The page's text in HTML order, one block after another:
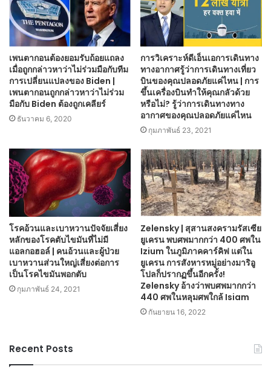
เพนตากอนต้องยอมรับถ้อยแถลง
เมื่อถูกกล่าวหาว่าไม่ร่วมมือกับทีม
การเปลี่ยนแปลงของ Biden |
เพนตากอนถูกกล่าวหาว่าไม่ร่วม
มือกับ Biden ต้องถูกเคลียร์
ธันวาคม 6, 2020
การวิเคราะห์ดีเอ็นเอการเดินทาง
ทางอากาศรู้ว่าการเดินทางเที่ยว
บินของคุณปลอดภัยแค่ไหน | การ
ขึ้นเครื่องบินทำให้คุณกลัวด้วย
หรือไม่? รู้ว่าการเดินทางทาง
อากาศของคุณปลอดภัยแค่ไหน
กุมภาพันธ์ 23, 2021
โรคอ้วนและเบาหวานปัจจัยเสี่ยง
หลักของโรคตับไขมันที่ไม่มี
แอลกอฮอล์ | คนอ้วนและผู้ป่วย
เบาหวานส่วนใหญ่เสี่ยงต่อการ
เป็นโรคไขมันพอกตับ
กุมภาพันธ์ 24, 2021
Zelensky | สุสานสงครามรัสเซีย
ยูเครน พบศพมากกว่า 400 ศพใน
Izium ในภูมิภาคคาร์คิฟ แต่ใน
ยูเครน การสังหารหมู่อย่างมาริอู
โปลก็ปรากฏขึ้นอีกครั้ง!
Zelensky อ้างว่าพบศพมากกว่า
440 ศพในหลุมศพใกล้ Isiam
กันยายน 16, 2022
Recent Posts